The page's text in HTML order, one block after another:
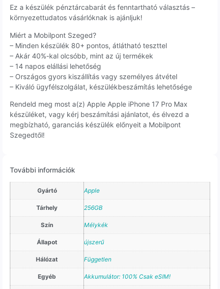
Ez a készülék pénztárcabarát és fenntartható választás –
környezettudatos vásárlóknak is ajánljuk!
Miért a Mobilpont Szeged?
– Minden készülék 80+ pontos, átlátható teszttel
– Akár 40%-kal olcsóbb, mint az új termékek
– 14 napos elállási lehetőség
– Országos gyors kiszállítás vagy személyes átvétel
– Kiváló ügyfélszolgálat, készülékbeszámítás lehetősége
Rendeld meg most a(z) Apple Apple iPhone 17 Pro Max
készüléket, vagy kérj beszámítási ajánlatot, és élvezd a
megbízható, garanciás készülék előnyeit a Mobilpont
Szegedtől!
További információk
Gyártó Apple
Tárhely 256GB
Szín Mélykék
Állapot újszerű
Hálózat Független
Egyéb Akkumulátor: 100% Csak eSIM!